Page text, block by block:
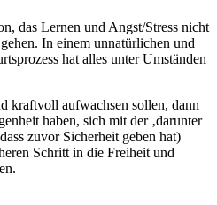
das Lernen und Angst/Stress nicht
In einem unnatürlichen und
hat alles unter Umständen
kraftvoll aufwachsen sollen, dann
haben, sich mit der ‚darunter
zuvor Sicherheit geben hat)
Schritt in die Freiheit und